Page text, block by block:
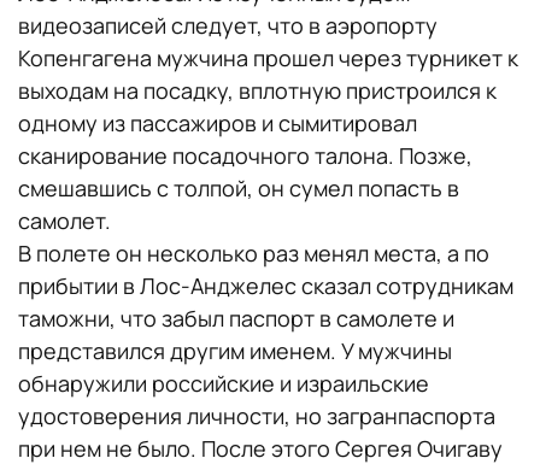
видеозаписей следует, что в аэропорту
Копенгагена мужчина прошел через турникет к
выходам на посадку, вплотную пристроился к
одному из пассажиров и сымитировал
сканирование посадочного талона. Позже,
смешавшись с толпой, он сумел попасть в
самолет.
В полете он несколько раз менял места, а по
прибытии в Лос-Анджелес сказал сотрудникам
таможни, что забыл паспорт в самолете и
представился другим именем. У мужчины
обнаружили российские и израильские
удостоверения личности, но загранпаспорта
при нем не было. После этого Сергея Очигаву